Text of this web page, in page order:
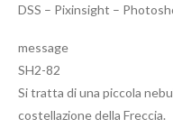
DSS – Pixinsight –
message
SH2-82
Si tratta di una piccola
costellazione della Freccia.